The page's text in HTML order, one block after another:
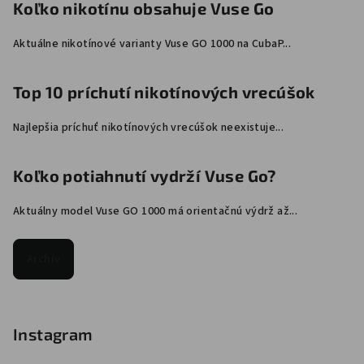
Koľko nikotínu obsahuje Vuse Go
Aktuálne nikotínové varianty Vuse GO 1000 na CubaP...
Top 10 príchutí nikotínových vrecúšok
Najlepšia príchuť nikotínových vrecúšok neexistuje...
Koľko potiahnutí vydrží Vuse Go?
Aktuálny model Vuse GO 1000 má orientačnú výdrž až...
Instagram